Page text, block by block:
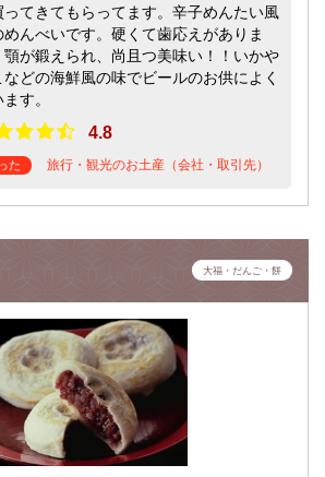
ってきてもらってます。辛子めんたい風
めんべいです。硬くて歯応えがありま
顎が鍛えられ、尚且つ美味い！！いかや
などの海鮮風の味でビールのお供によく
す。
4.8
た 旅行・観光のお土産（会社・取引先）
大福・だんご・餅